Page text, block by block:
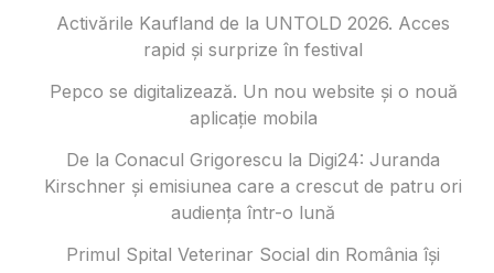
Activările Kaufland de la UNTOLD 2026. Acces
rapid și surprize în festival
Pepco se digitalizează. Un nou website și o nouă
aplicație mobila
De la Conacul Grigorescu la Digi24: Juranda
Kirschner și emisiunea care a crescut de patru ori
audiența într-o lună
Primul Spital Veterinar Social din România își